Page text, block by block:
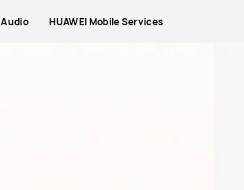
Audio HUAWEI Mobile Services